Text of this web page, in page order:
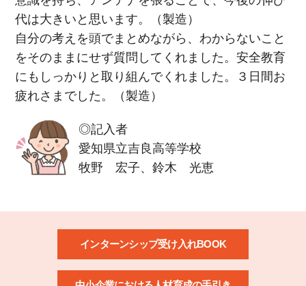
代は大きいと思います。（製造）
自分の考えを頭でまとめながら、わからないこと
をそのままにせず質問してくれました。安全教育
にもしっかりと取り組んでくれました。３日間お
疲れさまでした。（製造）
◎記入者
愛知県立吉良高等学校
牧野 宏子、鈴木 光恵
インターンシップ受け入れBOOK